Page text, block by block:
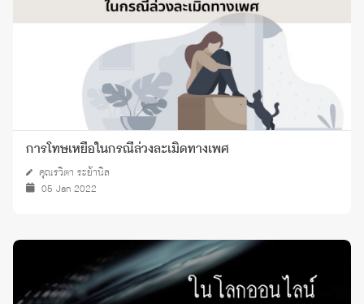
การโทษเหยื่อในกรณีล่วงละเมิดทางเพศ
คุณรวิตา ระย้านิล
05 Jan 2022